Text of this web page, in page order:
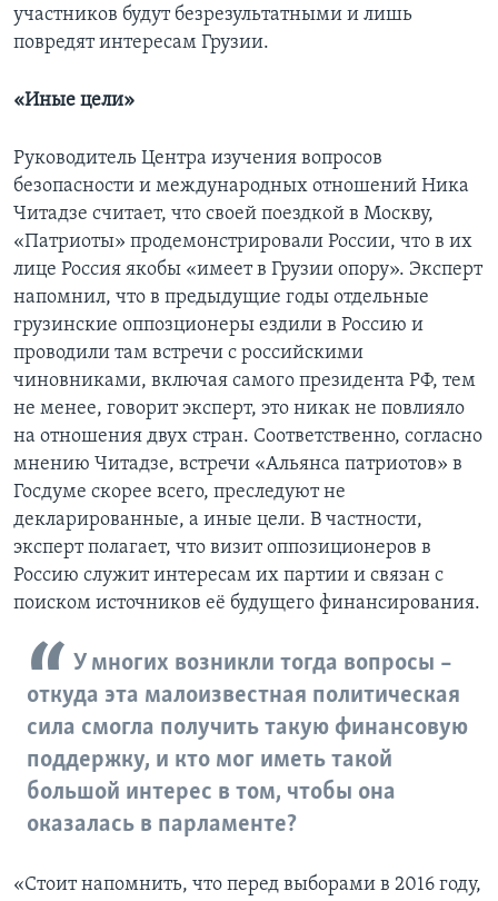
участников будут безрезультатными и лишь
повредят интересам Грузии.
«Иные цели»
Руководитель Центра изучения вопросов
безопасности и международных отношений Ника
Читадзе считает, что своей поездкой в Москву,
«Патриоты» продемонстрировали России, что в их
лице Россия якобы «имеет в Грузии опору». Эксперт
напомнил, что в предыдущие годы отдельные
грузинские оппозционеры ездили в Россию и
проводили там встречи с российскими
чиновниками, включая самого президента РФ, тем
не менее, говорит эксперт, это никак не повлияло
на отношения двух стран. Соответственно, согласно
мнению Читадзе, встречи «Альянса патриотов» в
Госдуме скорее всего, преследуют не
декларированные, а иные цели. В частности,
эксперт полагает, что визит оппозиционеров в
Россию служит интересам их партии и связан с
поиском источников её будущего финансирования.
У многих возникли тогда вопросы –
откуда эта малоизвестная политическая
сила смогла получить такую финансовую
поддержку, и кто мог иметь такой
большой интерес в том, чтобы она
оказалась в парламенте?
«Стоит напомнить, что перед выборами в 2016 году,